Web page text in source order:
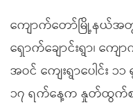
ကျောက်တော်မြို့နယ်အတွ
ရှောက်ချောင်းရွာ၊ ကျ
အဝင် ကျေးရွာပေါင်း ၁
၁၇ ရက်နေ့က နှုတ်ထွက်စ